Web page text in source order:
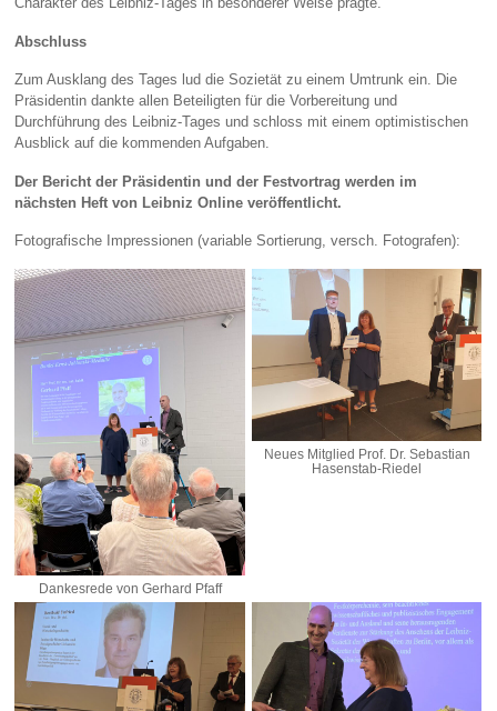
Abschluss
Zum Ausklang des Tages lud die Sozietät zu einem Umtrunk ein. Die
Präsidentin dankte allen Beteiligten für die Vorbereitung und
Durchführung des Leibniz‑Tages und schloss mit einem optimistischen
Ausblick auf die kommenden Aufgaben.
Der Bericht der Präsidentin und der Festvortrag werden im
nächsten Heft von Leibniz Online veröffentlicht.
Fotografische Impressionen (variable Sortierung, versch. Fotografen):
Dankesrede von Gerhard Pfaff
Neues Mitglied Prof. Dr. Sebastian
Hasenstab-Riedel